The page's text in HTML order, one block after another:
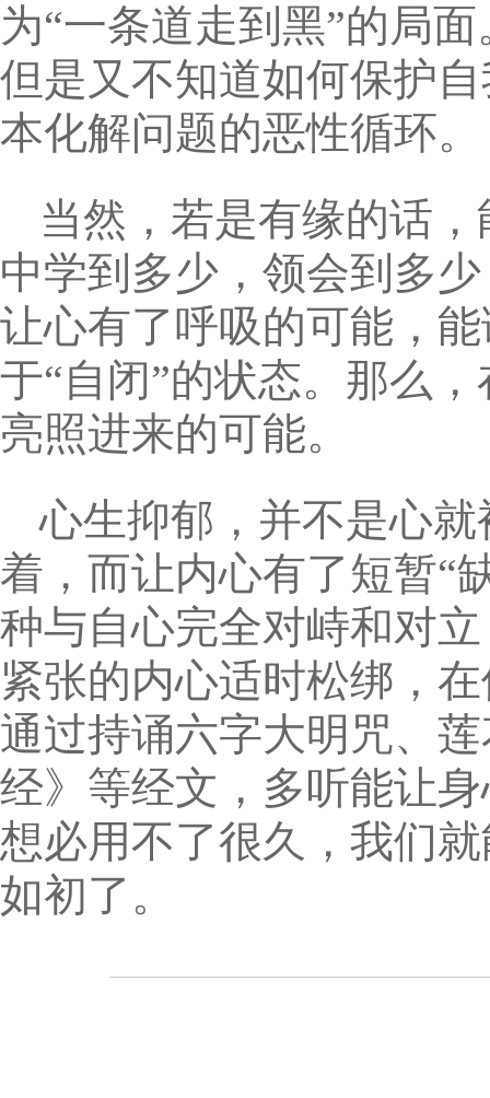
为“一条道走到黑”的局
但是又不知道如何保护
本化解问题的恶性循环。
当然，若是有缘的话
中学到多少，领会到多
让心有了呼吸的可能，
于“自闭”的状态。那么
亮照进来的可能。
心生抑郁，并不是心
着，而让内心有了短暂“
种与自心完全对峙和对
紧张的内心适时松绑，
通过持诵六字大明咒、
经》等经文，多听能让
想必用不了很久，我们
如初了。